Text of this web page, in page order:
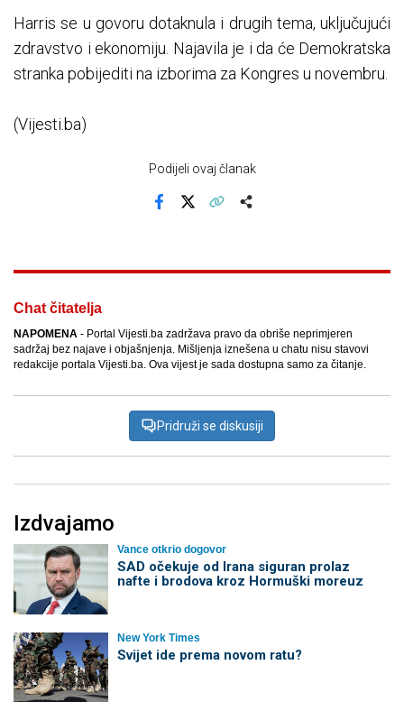
Harris se u govoru dotaknula i drugih tema, uključujući
zdravstvo i ekonomiju. Najavila je i da će Demokratska
stranka pobijediti na izborima za Kongres u novembru.
(Vijesti.ba)
Podijeli ovaj članak
Chat čitatelja
NAPOMENA - Portal Vijesti.ba zadržava pravo da obriše neprimjeren
sadržaj bez najave i objašnjenja. Mišljenja iznešena u chatu nisu stavovi
redakcije portala Vijesti.ba. Ova vijest je sada dostupna samo za čitanje.
Pridruži se diskusiji
Izdvajamo
Vance otkrio dogovor
SAD očekuje od Irana siguran prolaz
nafte i brodova kroz Hormuški moreuz
New York Times
Svijet ide prema novom ratu?